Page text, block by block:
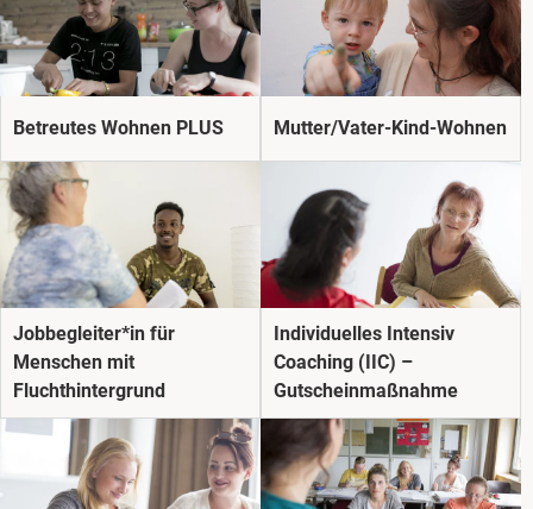
Betreutes Wohnen PLUS Mutter/Vater-Kind-Wohnen
Jobbegleiter*in für
Menschen mit
Fluchthintergrund
Individuelles Intensiv
Coaching (IIC) –
Gutscheinmaßnahme